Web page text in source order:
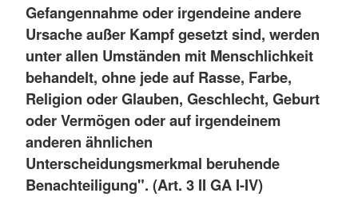
Gefangennahme oder irgendeine andere
Ursache außer Kampf gesetzt sind, werden
unter allen Umständen mit Menschlichkeit
behandelt, ohne jede auf Rasse, Farbe,
Religion oder Glauben, Geschlecht, Geburt
oder Vermögen oder auf irgendeinem
anderen ähnlichen
Unterscheidungsmerkmal beruhende
Benachteiligung". (Art. 3 II GA I-IV)